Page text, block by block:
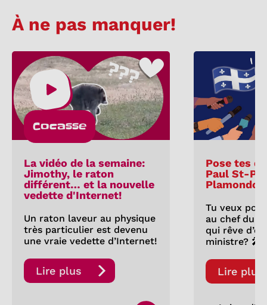
À ne pas manquer!
Cocasse
La vidéo de la semaine:
Jimothy, le raton
différent… et la nouvelle
vedette d'Internet!
Un raton laveur au physique
très particulier est devenu
une vraie vedette d’Internet!
Lire plus
Pose tes
Paul St-
Tu veux
au chef du
qui rêve
ministre? 🎤
Lire plus